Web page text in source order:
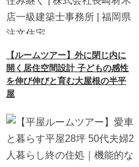
【ルームツアー】外に閉じ内に
開く居住空間設計 子どもの感性
を伸び伸びと育む大屋根の半平
屋